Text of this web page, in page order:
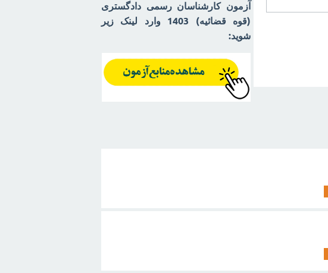
آزمون کارشناسان رسمی دادگستری
(قوه قضائیه) 1403 وارد لینک زیر
شوید: